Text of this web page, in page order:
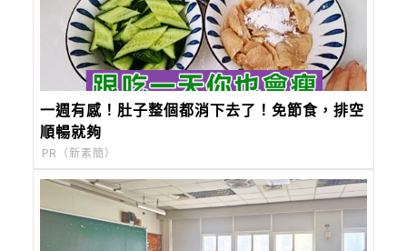
一週有感！肚子整個都消下去了！免節食，排空
順暢就夠
PR（新素簡）